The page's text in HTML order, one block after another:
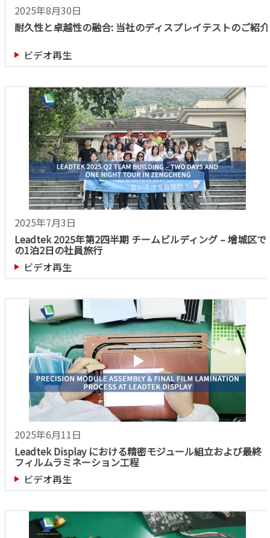
2025年8月30日
耐久性と卓越性の融合: 当社のディスプレイテストのご紹介
ビデオ再生
2025年7月3日
Leadtek 2025年第2四半期 チームビルディング – 增城区で
の1泊2日の社員旅行
ビデオ再生
2025年6月11日
Leadtek Display における精密モジュール組立および最終
フィルムラミネーション工程
ビデオ再生